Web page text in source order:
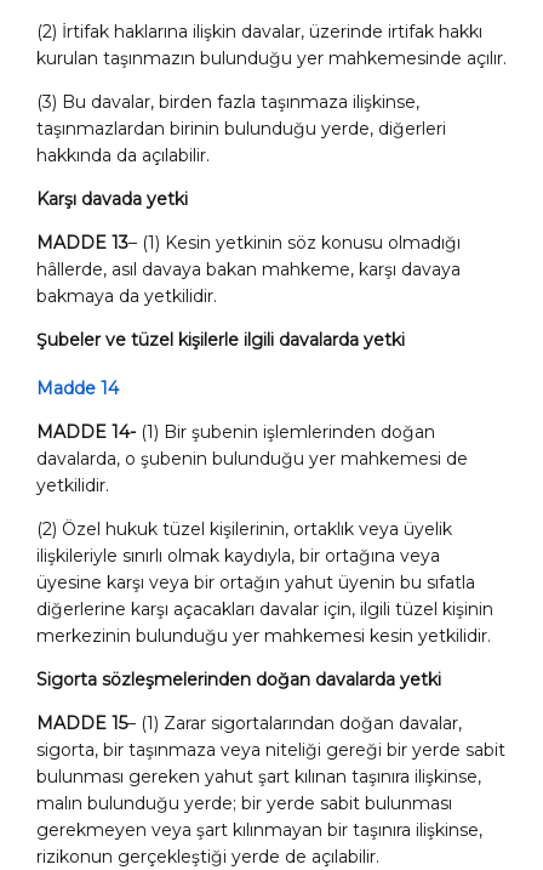
(2) İrtifak haklarına ilişkin davalar, üzerinde irtifak hakkı
kurulan taşınmazın bulunduğu yer mahkemesinde açılır.
(3) Bu davalar, birden fazla taşınmaza ilişkinse,
taşınmazlardan birinin bulunduğu yerde, diğerleri
hakkında da açılabilir.
Karşı davada yetki
MADDE 13– (1) Kesin yetkinin söz konusu olmadığı
hâllerde, asıl davaya bakan mahkeme, karşı davaya
bakmaya da yetkilidir.
Şubeler ve tüzel kişilerle ilgili davalarda yetki
Madde 14
MADDE 14- (1) Bir şubenin işlemlerinden doğan
davalarda, o şubenin bulunduğu yer mahkemesi de
yetkilidir.
(2) Özel hukuk tüzel kişilerinin, ortaklık veya üyelik
ilişkileriyle sınırlı olmak kaydıyla, bir ortağına veya
üyesine karşı veya bir ortağın yahut üyenin bu sıfatla
diğerlerine karşı açacakları davalar için, ilgili tüzel kişinin
merkezinin bulunduğu yer mahkemesi kesin yetkilidir.
Sigorta sözleşmelerinden doğan davalarda yetki
MADDE 15– (1) Zarar sigortalarından doğan davalar,
sigorta, bir taşınmaza veya niteliği gereği bir yerde sabit
bulunması gereken yahut şart kılınan taşınıra ilişkinse,
malın bulunduğu yerde; bir yerde sabit bulunması
gerekmeyen veya şart kılınmayan bir taşınıra ilişkinse,
rizikonun gerçekleştiği yerde de açılabilir.